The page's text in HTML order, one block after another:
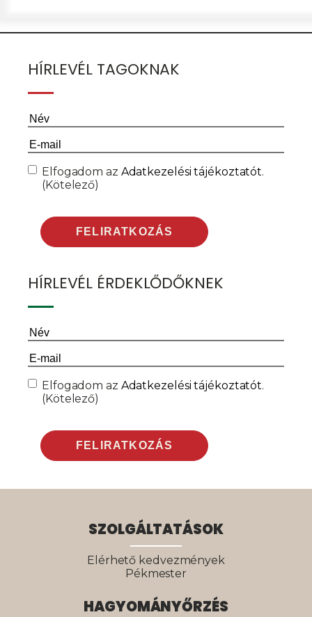
HÍRLEVÉL TAGOKNAK
Név(Kötelező)
Email(Kötelező)
Consent(Kötelező)
Elfogadom az Adatkezelési tájékoztatót.
(Kötelező)
HÍRLEVÉL ÉRDEKLŐDŐKNEK
Név(Kötelező)
Email(Kötelező)
Consent(Kötelező)
Elfogadom az Adatkezelési tájékoztatót.
(Kötelező)
SZOLGÁLTATÁSOK
Elérhető kedvezmények
Pékmester
HAGYOMÁNYŐRZÉS